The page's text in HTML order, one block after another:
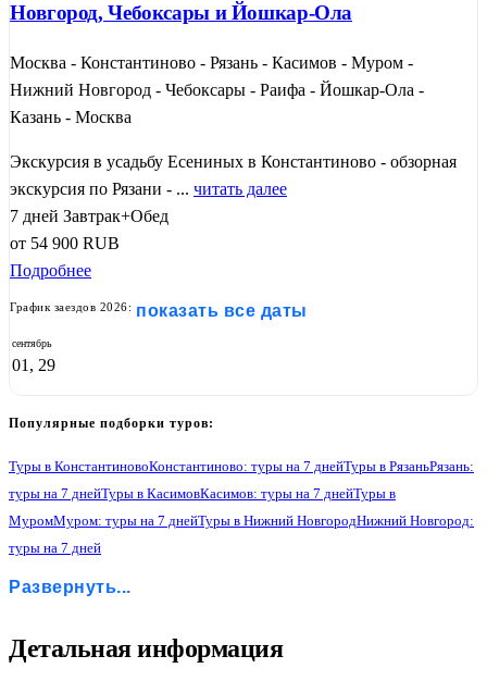
1
Новгород, Чебоксары и Йошкар-Ола
Москва - Константиново - Рязань - Касимов - Муром -
Нижний Новгород - Чебоксары - Раифа - Йошкар-Ола -
Казань - Москва
Экскурсия в усадьбу Есениных в Константиново - обзорная
экскурсия по Рязани - ... читать далее
7 дней Завтрак+Обед
от 54 900 RUB
Подробнее
График заездов 2026: показать все даты
сентябрь
01, 29
Популярные подборки туров:
Туры в КонстантиновоКонстантиново: туры на 7 днейТуры в РязаньРязань:
туры на 7 днейТуры в КасимовКасимов: туры на 7 днейТуры в
МуромМуром: туры на 7 днейТуры в Нижний НовгородНижний Новгород:
туры на 7 дней
Раифа: туры на 7 дней
Развернуть...
Детальная информация